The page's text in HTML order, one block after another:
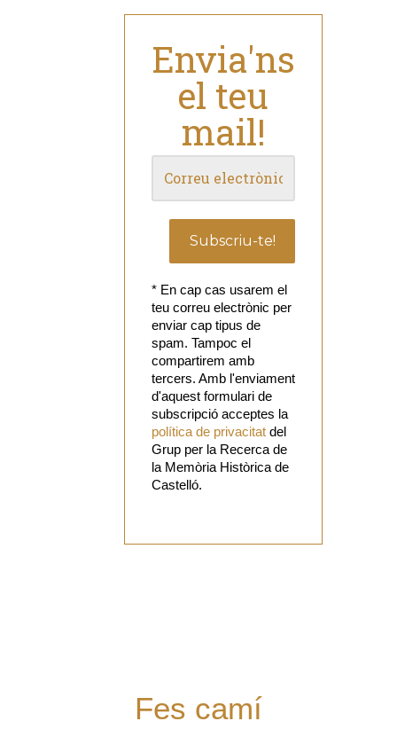
Envia'ns
el teu
mail!
* En cap cas usarem el
teu correu electrònic per
enviar cap tipus de
spam. Tampoc el
compartirem amb
tercers. Amb l'enviament
d'aquest formulari de
subscripció acceptes la
política de privacitat del
Grup per la Recerca de
la Memòria Històrica de
Castelló.
Fes camí